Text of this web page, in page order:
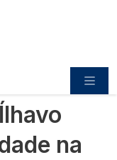
de qualidade na
na